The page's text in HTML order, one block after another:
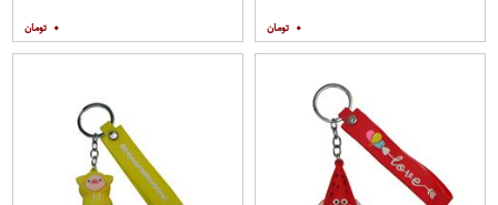
۰ ۰